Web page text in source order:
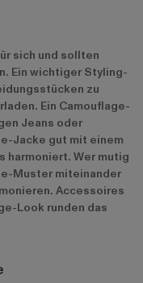
sich und sollten
Ein wichtiger Styling-
zu
Ein Camouflage-
Jeans oder
Jacke gut mit einem
harmoniert. Wer mutig
Muster miteinander
Accessoires
Look runden das